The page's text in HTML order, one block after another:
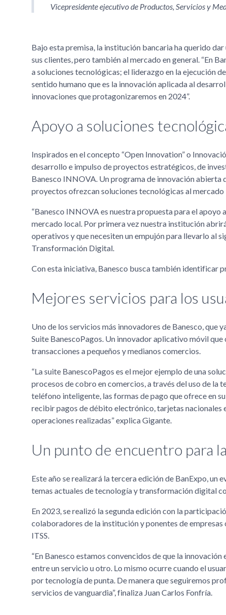
Vicepresidente ejecutivo de Productos, Servicios y
Bajo esta premisa, la institución bancaria ha querido
sus clientes, pero también al mercado en general. “En
a soluciones tecnológicas; el liderazgo en la ejecución
sentido humano que es la innovación aplicada al
innovaciones que protagonizaremos en 2024”.
Apoyo a soluciones
Inspirados en el concepto “Open Innovation” o
desarrollo e impulso de proyectos estratégicos, de
Banesco INNOVA. Un programa de innovación
proyectos ofrezcan soluciones tecnológicas al mercado
“Banesco INNOVA es nuestra propuesta para el
mercado local. Por primera vez nuestra institución
operativos y que necesiten un empujón para llevarlo al
Transformación Digital.
Con esta iniciativa, Banesco busca también identificar
Mejores servicios para los
Uno de los servicios más innovadores de Banesco, que
Suite BanescoPagos. Un innovador aplicativo móvil
transacciones a pequeños y medianos comercios.
“La suite BanescoPagos es el mejor ejemplo de una
procesos de cobro en comercios, a través del uso de la
teléfono inteligente, las formas de pago que ofrece en
recibir pagos de débito electrónico, tarjetas nacionales
operaciones realizadas” explica Gigante.
Un punto de encuentro para
Este año se realizará la tercera edición de BanExpo,
temas actuales de tecnología y transformación digital
En 2023, se realizó la segunda edición con la
colaboradores de la institución y ponentes de
ITSS.
“En Banesco estamos convencidos de que la
entre un servicio u otro. Lo mismo ocurre cuando el
por tecnología de punta. De manera que seguiremos
servicios de vanguardia”, finaliza Juan Carlos Fonfría.